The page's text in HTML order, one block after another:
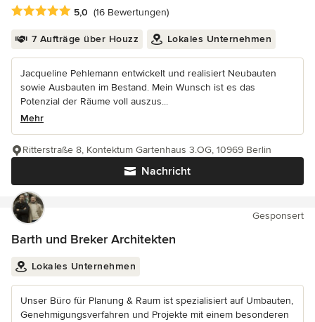
Durchschnittliche Bewertung: 5 von 5 Sternen
5,0 (16 Bewertungen)
7 Aufträge über Houzz Lokales Unternehmen
Jacqueline Pehlemann entwickelt und realisiert Neubauten
sowie Ausbauten im Bestand. Mein Wunsch ist es das
Potenzial der Räume voll auszus...
Mehr
Nachricht
Ritterstraße 8, Kontektum Gartenhaus 3.OG, 10969 Berlin
Gesponsert
Barth und Breker Architekten
Lokales Unternehmen
Unser Büro für Planung & Raum ist spezialisiert auf Umbauten,
Genehmigungsverfahren und Projekte mit einem besonderen